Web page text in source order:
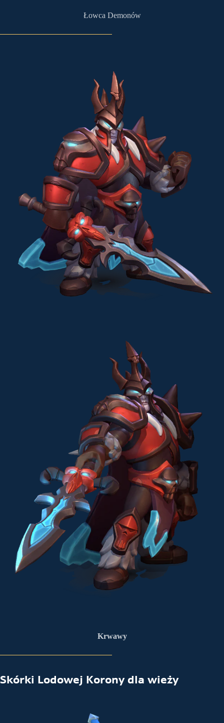
Łowca Demonów
Krwawy
Skórki Lodowej Korony dla wieży